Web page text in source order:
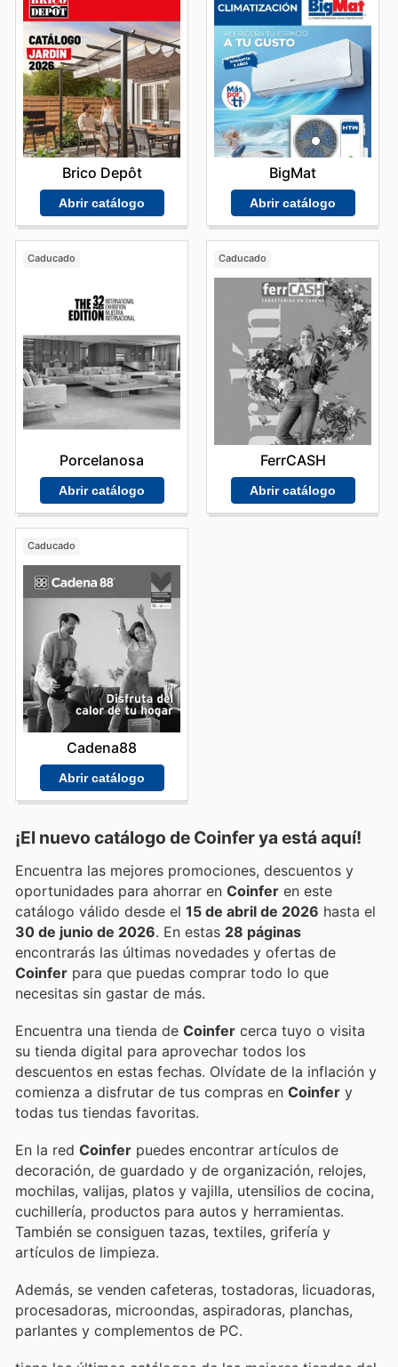
Brico Depôt
Abrir catálogo
BigMat
Abrir catálogo
Caducado
Porcelanosa
Abrir catálogo
Caducado
FerrCASH
Abrir catálogo
Caducado
Cadena88
Abrir catálogo
¡El nuevo catálogo de Coinferya está aquí!
Encuentra las mejores promociones, descuentos y
oportunidades para ahorrar en Coinfer en este
catálogo válido desde el 15 de abril de 2026 hasta el
30 de junio de 2026 . En estas 28 páginas
encontrarás las últimas novedades y ofertas de
Coinfer para que puedas comprar todo lo que
necesitas sin gastar de más.
Encuentra una tienda de Coinfer cerca tuyo o visita
su tienda digital para aprovechar todos los
descuentos en estas fechas. Olvídate de la inflación y
comienza a disfrutar de tus compras en Coinfer y
todas tus tiendas favoritas.
En la red Coinfer puedes encontrar artículos de
decoración, de guardado y de organización, relojes,
mochilas, valijas, platos y vajilla, utensilios de cocina,
cuchillería, productos para autos y herramientas.
También se consiguen tazas, textiles, grifería y
artículos de limpieza.
Además, se venden cafeteras, tostadoras, licuadoras,
procesadoras, microondas, aspiradoras, planchas,
parlantes y complementos de PC.